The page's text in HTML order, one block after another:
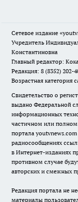
Сетевое издание
Учредитель
Константиновна
Главный редактор:
Редакция: 8 (8352) 202-
Возрастная категория
Свидетельство о
выдано Федеральной
информационных
частичном или полном
портала
радиосообщениях
в Интернет-изданиях
противном случае
авторских и смежных
Редакция портала не
материалы